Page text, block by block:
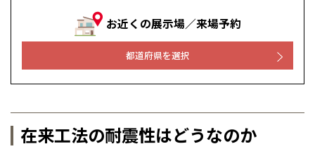
お近くの展示場／来場予約
都道府県を選択
在来工法の耐震性はどうなのか
宮城
福島
富山
石川
福井
埼玉
千葉
茨城
岐阜
静岡
三重
大阪
京都
兵庫
中国・四国
岡山
香川
九州
福岡
分譲マンション
帯広
釧路
山形
仙台
福島県
郡山
いわき
会津
松本
富山
石川県
金沢
福井県
福井
神奈川県
横浜
湘南
柏
豊橋
岐阜
静岡県
静岡
三重県
四日市
大阪府
大阪
京都府
京都
奈良県
奈良
中国・四国
愛媛県
松山
九州
福岡県
福岡
佐賀県
佐賀